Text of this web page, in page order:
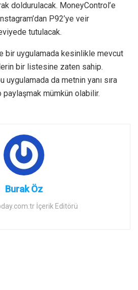
doldurulacak. MoneyControl’e
P92’ye veir
tutulacak.
bir uygulamada kesinlikle mevcut
bir listesine zaten sahip.
uygulamada da metnin yanı sıra
mümkün olabilir.
Burak Öz
İçerik Editörü